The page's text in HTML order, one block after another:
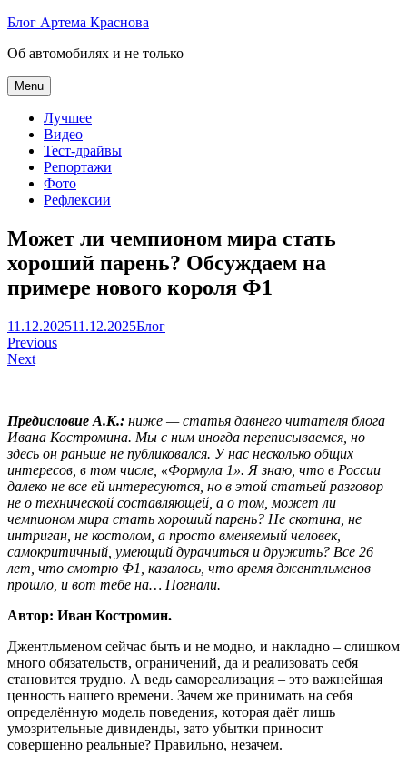
Skip
content
Блог Артема Краснова
Об автомобилях и не только
Menu
Лучшее
Видео
Тест-драйвы
Репортажи
Фото
Рефлексии
Может ли чемпионом мира стать
хороший парень? Обсуждаем на
примере нового короля Ф1
Артем
Краснов
11.12.202511.12.2025Блог
Навигация
по
Previous
Next
Предисловие А.К.: ниже — статья давнего читателя блога
Ивана Костромина. Мы с ним иногда переписываемся, но
здесь он раньше не публиковался. У нас несколько общих
интересов, в том числе, «Формула 1». Я знаю, что в России
далеко не все ей интересуются, но в этой статьей разговор
не о технической составляющей, а о том, может ли
чемпионом мира стать хороший парень? Не скотина, не
интриган, не костолом, а просто вменяемый человек,
самокритичный, умеющий дурачиться и дружить? Все 26
лет, что смотрю Ф1, казалось, что время джентльменов
прошло, и вот тебе на… Погнали.
Автор: Иван Костромин.
Джентльменом сейчас быть и не модно, и накладно – слишком
много обязательств, ограничений, да и реализовать себя
становится трудно. А ведь самореализация – это важнейшая
ценность нашего времени. Зачем же принимать на себя
определённую модель поведения, которая даёт лишь
умозрительные дивиденды, зато убытки приносит
совершенно реальные? Правильно, незачем.